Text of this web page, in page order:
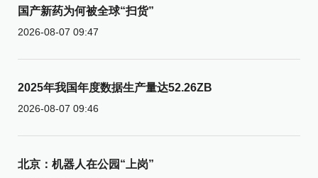
国产新药为何被全球“扫货”
2026-08-07 09:47
2025年我国年度数据生产量达52.26ZB
2026-08-07 09:46
北京：机器人在公园“上岗”